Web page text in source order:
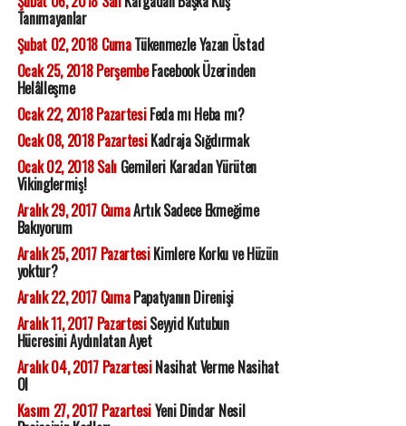
Tanımayanlar
Şubat 02, 2018 CumaTükenmezle Yazan Üstad
Ocak 25, 2018 PerşembeFacebook Üzerinden
Helâlleşme
Ocak 22, 2018 PazartesiFeda mı Heba mı?
Ocak 08, 2018 PazartesiKadraja Sığdırmak
Ocak 02, 2018 SalıGemileri Karadan Yürüten
Vikinglermiş!
Aralık 29, 2017 CumaArtık Sadece Ekmeğime
Bakıyorum
Aralık 25, 2017 PazartesiKimlere Korku ve Hüzün
yoktur?
Aralık 22, 2017 CumaPapatyanın Direnişi
Aralık 11, 2017 PazartesiSeyyid Kutubun
Hücresini Aydınlatan Ayet
Aralık 04, 2017 PazartesiNasihat Verme Nasihat
Ol
Kasım 27, 2017 PazartesiYeni Dindar Nesil